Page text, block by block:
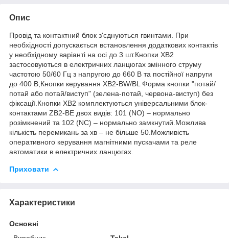
Опис
Провід та контактний блок з'єднуються гвинтами. При
необхідності допускається встановлення додаткових контактів
у необхідному варіанті на осі до 3 шт.Кнопки XB2
застосовуються в електричних ланцюгах змінного струму
частотою 50/60 Гц з напругою до 660 В та постійної напруги
до 400 В;Кнопки керування ХВ2-BW/BL Форма кнопки "потай/
потай або потай/виступ" (зелена-потай, червона-виступ) без
фіксації.Кнопки XB2 комплектуються універсальними блок-
контактами ZB2-BE двох видів: 101 (NO) – нормально
розімкнений та 102 (NC) – нормально замкнутий.Можлива
кількість перемикань за хв – не більше 50.Можливість
оперативного керування магнітними пускачами та реле
автоматики в електричних ланцюгах.
Приховати
Характеристики
Основні